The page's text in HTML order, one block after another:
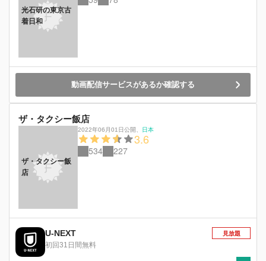
光石研の東京古
着日和
動画配信サービスがあるか確認する
ザ・タクシー飯店
ザ・タクシー飯
店
2022年06月01日公開、 日本
3.6
534 227
U-NEXT
初回31日間無料
見放題